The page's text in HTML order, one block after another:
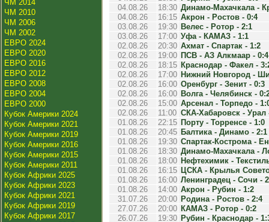
ЧМ 2014
ЧМ 2010
ЧМ 2006
ЧМ 2002
ЕВРО 2024
ЕВРО 2020
ЕВРО 2016
ЕВРО 2012
ЕВРО 2008
ЕВРО 2004
ЕВРО 2000
Кубок Америки 2024
Кубок Америки 2021
Кубок Америки 2019
Кубок Америки 2016
Кубок Америки 2015
Кубок Америки 2011
Кубок Африки 2025
Кубок Африки 2023
Кубок Африки 2021
Кубок Африки 2019
Кубок Африки 2017
04.08.26
18:30 Динамо-Махачкала -
04.08.26
16:15 Акрон - Ростов - 0:4
03.08.26
19:30 Велес - Ротор - 2:1
03.08.26
17:00 Уфа - КАМАЗ - 1:1
02.08.26
20:30 Ахмат - Спартак - 1:2
02.08.26
19:00 ПСВ - АЗ Алкмаар - 0:4
02.08.26
18:15 Краснодар - Факел -
02.08.26
17:00 Нижний Новгород -
02.08.26
16:00 Оренбург - Зенит - 0:3
02.08.26
16:00 Волга - Челябинск -
02.08.26
15:00 Арсенал - Торпедо -
02.08.26
11:00 СКА-Хабаровск - Урал
01.08.26
22:15 Порту - Торренсе - 1:0
01.08.26
20:45 Балтика - Динамо - 2:1
01.08.26
19:30 Спартак-Кострома -
01.08.26
18:30 Динамо-Махачкала -
01.08.26
18:00 Нефтехимик -
01.08.26
16:15 ЦСКА - Крылья
01.08.26
16:00 Ленинградец - Сочи -
01.08.26
14:00 Акрон - Рубин - 1:2
31.07.26
20:00 Родина - Ростов - 2:4
27.07.26
20:00 КАМАЗ - Ротор - 0:2
26.07.26
19:30 Рубин - Краснодар -